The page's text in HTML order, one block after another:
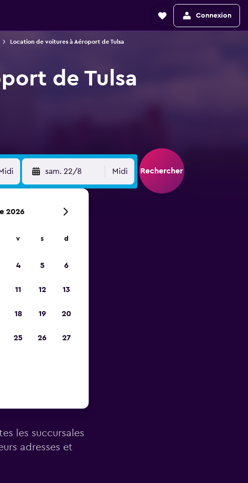
Connexion
Location de voitures à Aéroport de Tulsa
de Tulsa
sam. 22/8 Midi Rechercher
les succursales
adresses et
2026
v s d
4 5 6
11 12 13
18 19 20
25 26 27